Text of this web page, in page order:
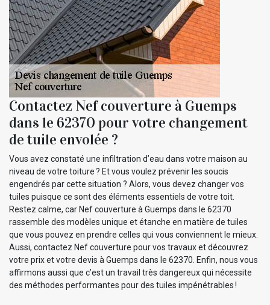
Contactez Nef couverture à Guemps
dans le 62370 pour votre changement
de tuile envolée ?
Vous avez constaté une infiltration d’eau dans votre maison au
niveau de votre toiture ? Et vous voulez prévenir les soucis
engendrés par cette situation ? Alors, vous devez changer vos
tuiles puisque ce sont des éléments essentiels de votre toit.
Restez calme, car Nef couverture à Guemps dans le 62370
rassemble des modèles unique et étanche en matière de tuiles
que vous pouvez en prendre celles qui vous conviennent le mieux.
Aussi, contactez Nef couverture pour vos travaux et découvrez
votre prix et votre devis à Guemps dans le 62370. Enfin, nous vous
affirmons aussi que c’est un travail très dangereux qui nécessite
des méthodes performantes pour des tuiles impénétrables !